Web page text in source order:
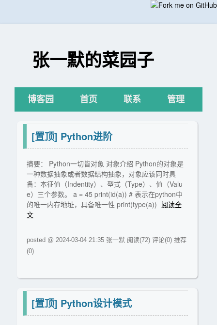
张一默的菜园子
博客园 首页 联系 管理
[置顶] Python进阶
摘要： Python一切皆对象 对象介绍 Python的对象是
一种数据抽象或者数据结构抽象，对象应该同时具
备：本征值（Indentity）、型式（Type）、值（Valu
e）三个参数。 a = 45 print(id(a)) # 表示在python中
的唯一内存地址，具备唯一性 print(type(a)) 阅读全
文
posted @ 2024-03-04 21:35 张一默 阅读(72) 评论(0) 推荐
(0)
[置顶] Python设计模式